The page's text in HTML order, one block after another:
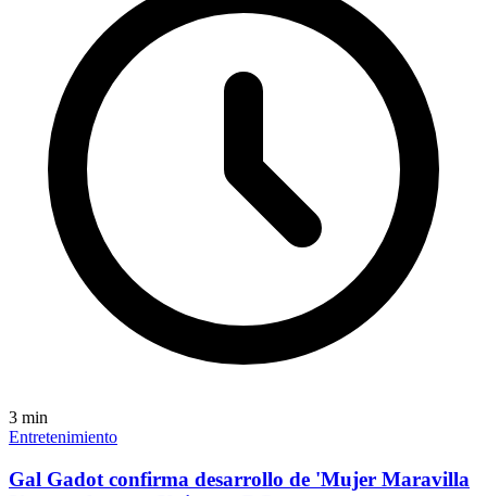
3 min
Entretenimiento
Gal Gadot confirma desarrollo de 'Mujer Maravilla